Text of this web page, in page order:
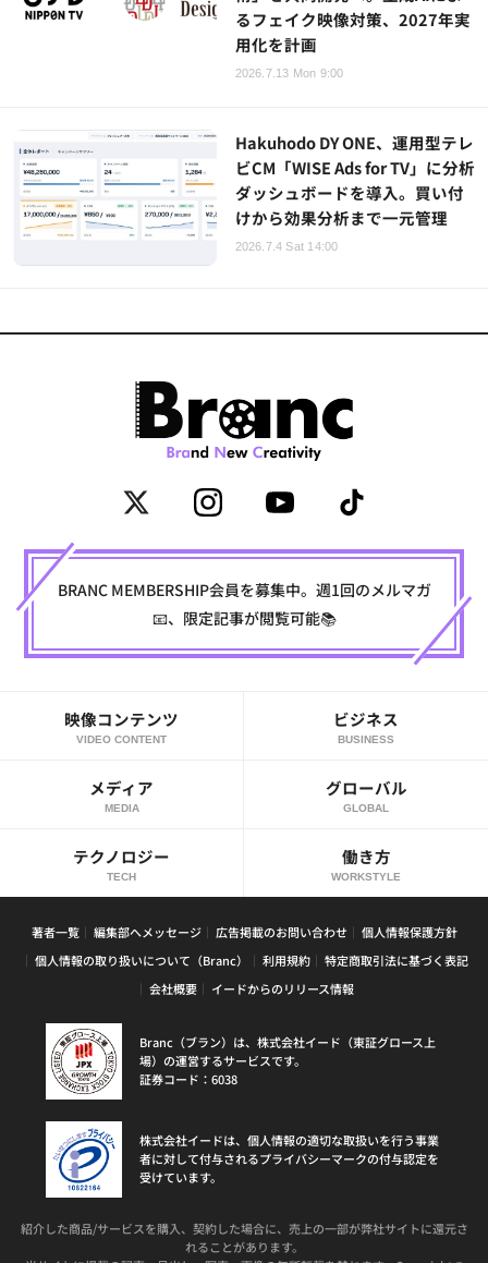
るフェイク映像対策、2027年実
用化を計画
2026.7.13 Mon 9:00
Hakuhodo DY ONE、運用型テレ
ビCM「WISE Ads for TV」に分析
ダッシュボードを導入。買い付
けから効果分析まで一元管理
2026.7.4 Sat 14:00
BRANC MEMBERSHIP会員を募集中。週1回のメルマガ
📧、限定記事が閲覧可能📚
映像コンテンツ
VIDEO CONTENT
ビジネス
BUSINESS
メディア
MEDIA
グローバル
GLOBAL
テクノロジー
TECH
働き方
WORKSTYLE
著者一覧 編集部へメッセージ 広告掲載のお問い合わせ
個人情報保護方針
個人情報の取り扱いについて（Branc）
利用規約
特定商取引法に基づく表記
会社概要
イードからのリリース情報
Branc（ブラン）は、株式会社イード（東証グロース上
場）の運営するサービスです。
証券コード：6038
株式会社イードは、個人情報の適切な取扱いを行う事業
者に対して付与されるプライバシーマークの付与認定を
受けています。
紹介した商品/サービスを購入、契約した場合に、売上の一部が弊社サイトに還元さ
れることがあります。